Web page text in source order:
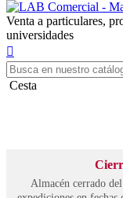
Venta a particulares,
universidades

Cesta
Almacén cerrado del